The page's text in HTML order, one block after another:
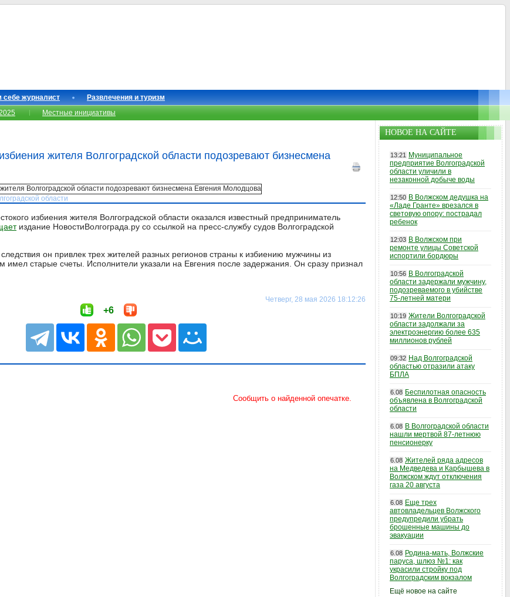
себе журналист
Развлечения и туризм
Местные инициативы
жителя Волгоградской области подозревают бизнесмена
области
избиения жителя Волгоградской области оказался известный предприниматель
издание НовостиВолгограда.ру со ссылкой на пресс-службу судов Волгоградской
он привлек трех жителей разных регионов страны к избиению мужчины из
имел старые счеты. Исполнители указали на Евгения после задержания. Он сразу признал
Четверг, 28 мая 2026 18:12:26
+6
НОВОЕ НА САЙТЕ
13:21
Муниципальное
предприятие Волгоградской
области уличили в
незаконной добыче воды
12:50 В Волжском дедушка на
«Ладе Гранте» врезался в
световую опору: пострадал
ребенок
12:03 В Волжском при
ремонте улицы Советской
испортили бордюры
10:56 В Волгоградской
области задержали мужчину,
подозреваемого в убийстве
75-летней матери
10:19 Жители Волгоградской
области задолжали за
электроэнергию более 635
миллионов рублей
09:32 Над Волгоградской
областью отразили атаку
БПЛА
6.08 Беспилотная опасность
объявлена в Волгоградской
области
6.08 В Волгоградской области
нашли мертвой 87-летнюю
пенсионерку
6.08 Жителей ряда адресов
на Медведева и Карбышева в
Волжском ждут отключения
газа 20 августа
6.08 Еще трех
автовладельцев Волжского
предупредили убрать
брошенные машины до
эвакуации
6.08 Родина-мать, Волжские
паруса, шлюз №1: как
украсили стройку под
Волгоградским вокзалом
Ещё новое на сайте